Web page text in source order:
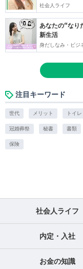
社会人ライフ
あなたの“なり
新生活
身だしなみ・ビジ
注目キーワード
世代 メリット トイレ
冠婚葬祭 秘書 書類
保険
社会人ライフ
内定・入社
お金の知識